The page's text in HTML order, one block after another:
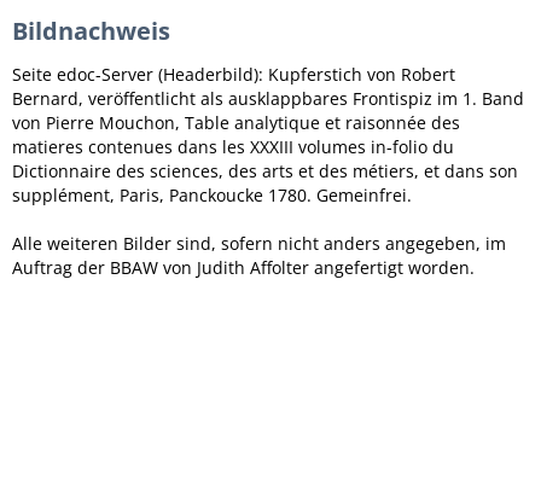
Bildnachweis
Seite edoc-Server (Headerbild): Kupferstich von Robert
Bernard, veröffentlicht als ausklappbares Frontispiz im 1. Band
von Pierre Mouchon, Table analytique et raisonnée des
matieres contenues dans les XXXIII volumes in-folio du
Dictionnaire des sciences, des arts et des métiers, et dans son
supplément, Paris, Panckoucke 1780. Gemeinfrei.
Alle weiteren Bilder sind, sofern nicht anders angegeben, im
Auftrag der BBAW von Judith Affolter angefertigt worden.